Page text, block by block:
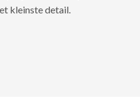
kleinste detail.